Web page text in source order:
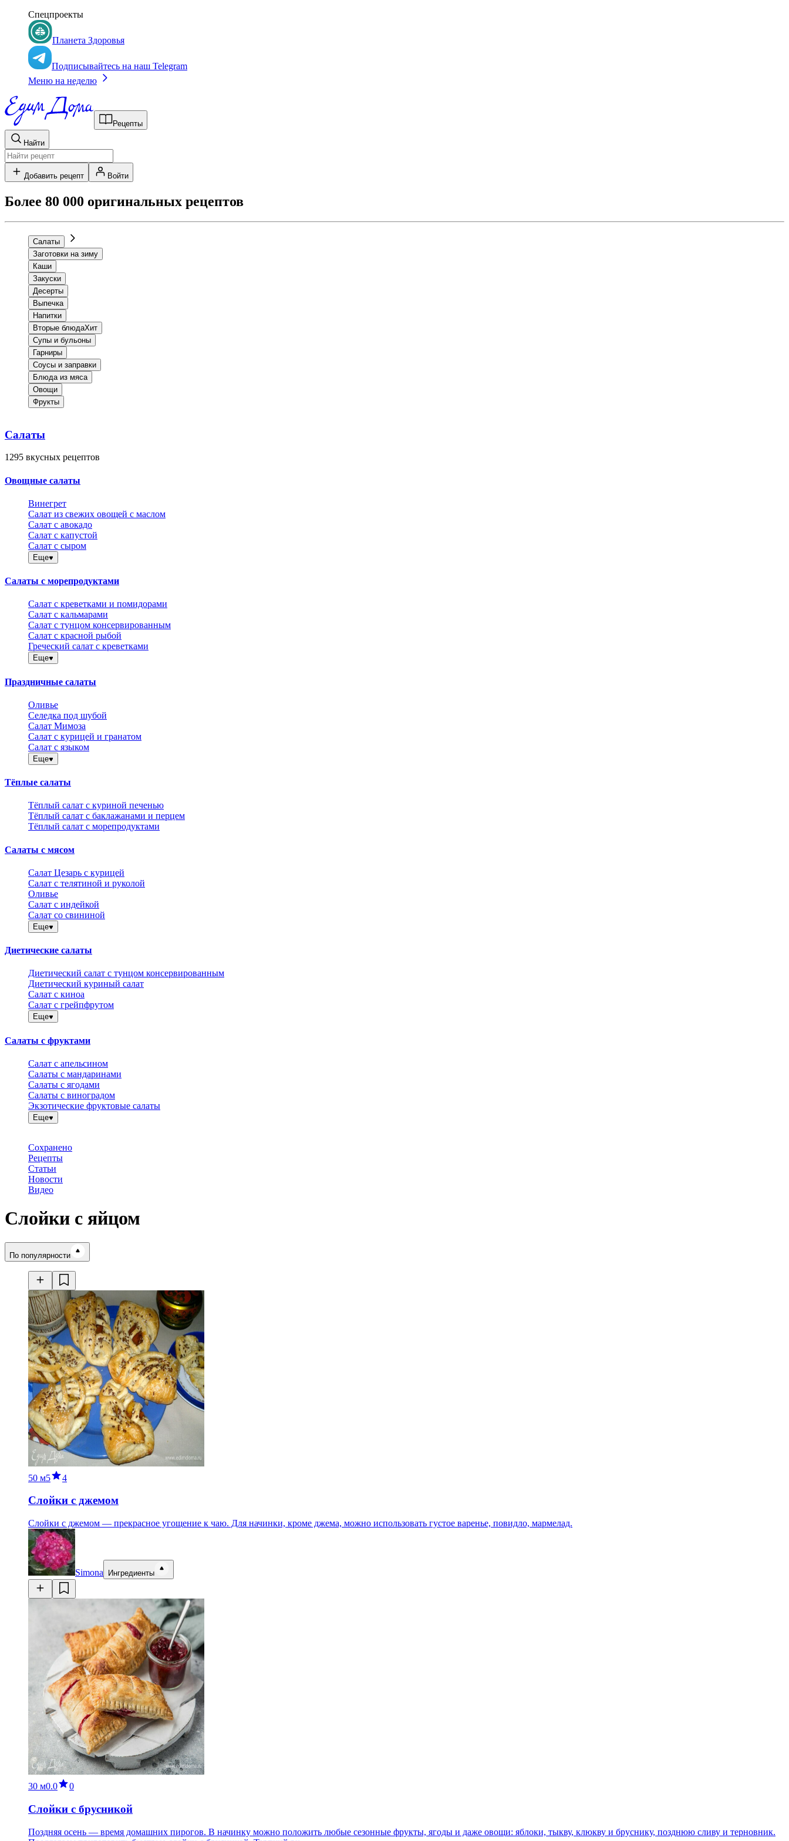
Спецпроекты
Планета Здоровья
Подписывайтесь на наш Telegram
Меню на неделю
Рецепты
Найти
Добавить рецепт Войти
Более 80 000 оригинальных рецептов
Салаты
Заготовки на зиму
Каши
Закуски
Десерты
Выпечка
Напитки
Вторые блюдаХит
Супы и бульоны
Гарниры
Соусы и заправки
Блюда из мяса
Овощи
Фрукты
Салаты
1295 вкусных рецептов
Овощные салаты
Винегрет
Салат из свежих овощей с маслом
Салат с авокадо
Салат с капустой
Салат с сыром
Еще
Салаты с морепродуктами
Салат с креветками и помидорами
Салат с кальмарами
Салат с тунцом консервированным
Салат с красной рыбой
Греческий салат с креветками
Еще
Праздничные салаты
Оливье
Селедка под шубой
Салат Мимоза
Салат с курицей и гранатом
Салат с языком
Еще
Тёплые салаты
Тёплый салат с куриной печенью
Тёплый салат с баклажанами и перцем
Тёплый салат с морепродуктами
Салаты с мясом
Салат Цезарь с курицей
Салат с телятиной и руколой
Оливье
Салат с индейкой
Салат со свининой
Еще
Диетические салаты
Диетический салат с тунцом консервированным
Диетический куриный салат
Салат с киноа
Салат с грейпфрутом
Еще
Салаты с фруктами
Салат с апельсином
Салаты с мандаринами
Салаты с ягодами
Салаты с виноградом
Экзотические фруктовые салаты
Еще
Сохранено
Рецепты
Статьи
Новости
Видео
Слойки с яйцом
Время готовки
По популярности
50 м5 4
Слойки с джемом
Слойки с джемом — прекрасное угощение к чаю. Для начинки, кроме джема, можно использовать густое варенье, повидло, мармелад.
Simona Ингредиенты
30 м0.0 0
Слойки с брусникой
Поздняя осень — время домашних пирогов. В начинку можно положить любые сезонные фрукты, ягоды и даже овощи: яблоки, тыкву, клюкву и бруснику, позднюю сливу и терновник.